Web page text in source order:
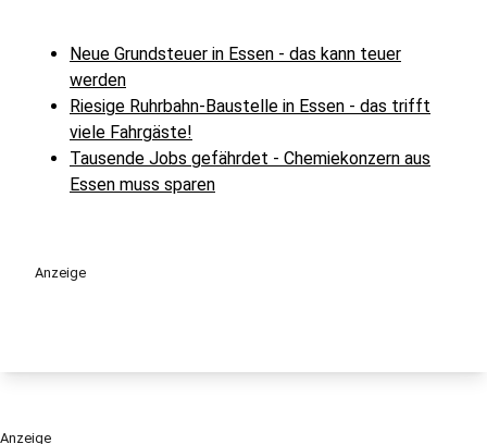
Neue Grundsteuer in Essen - das kann teuer
werden
Riesige Ruhrbahn-Baustelle in Essen - das trifft
viele Fahrgäste!
Tausende Jobs gefährdet - Chemiekonzern aus
Essen muss sparen
Anzeige
Anzeige